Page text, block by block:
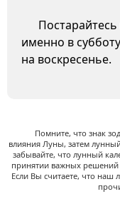
именно в
на воскресенье.
Помните, что знак
влияния Луны, затем
забывайте, что лунный
принятии важных решений
Если Вы считаете, что наш